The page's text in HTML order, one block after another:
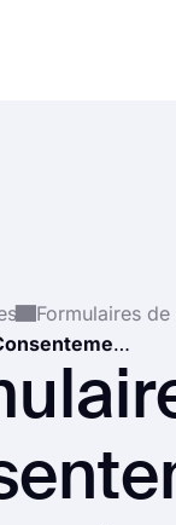
Formulaire de Consentement Parental pour Croisière